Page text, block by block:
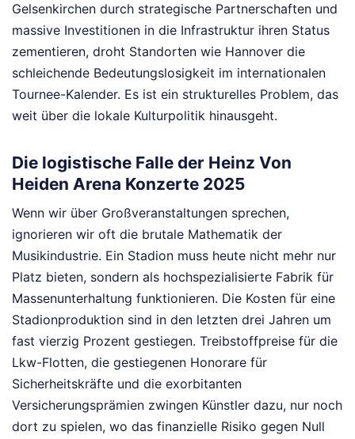
Gelsenkirchen durch strategische Partnerschaften und
massive Investitionen in die Infrastruktur ihren Status
zementieren, droht Standorten wie Hannover die
schleichende Bedeutungslosigkeit im internationalen
Tournee-Kalender. Es ist ein strukturelles Problem, das
weit über die lokale Kulturpolitik hinausgeht.
Die logistische Falle der Heinz Von
Heiden Arena Konzerte 2025
Wenn wir über Großveranstaltungen sprechen,
ignorieren wir oft die brutale Mathematik der
Musikindustrie. Ein Stadion muss heute nicht mehr nur
Platz bieten, sondern als hochspezialisierte Fabrik für
Massenunterhaltung funktionieren. Die Kosten für eine
Stadionproduktion sind in den letzten drei Jahren um
fast vierzig Prozent gestiegen. Treibstoffpreise für die
Lkw-Flotten, die gestiegenen Honorare für
Sicherheitskräfte und die exorbitanten
Versicherungsprämien zwingen Künstler dazu, nur noch
dort zu spielen, wo das finanzielle Risiko gegen Null